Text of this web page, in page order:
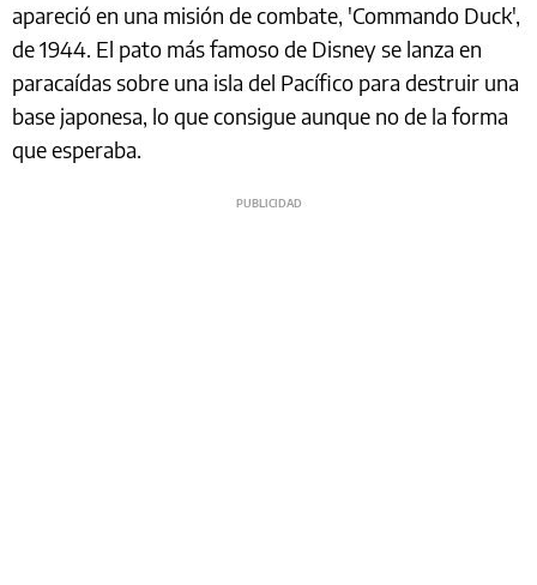
apareció en una misión de combate, 'Commando Duck',
de 1944. El pato más famoso de Disney se lanza en
paracaídas sobre una isla del Pacífico para destruir una
base japonesa, lo que consigue aunque no de la forma
que esperaba.